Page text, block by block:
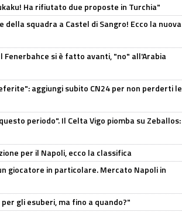
Ha rifiutato due proposte in Turchia"
della squadra a Castel di Sangro! Ecco la nuova
si è fatto avanti, "no" all'Arabia
aggiungi subito CN24 per non perderti le
periodo". Il Celta Vigo piomba su Zeballos:
per il Napoli, ecco la classifica
giocatore in particolare. Mercato Napoli in
gli esuberi, ma fino a quando?"